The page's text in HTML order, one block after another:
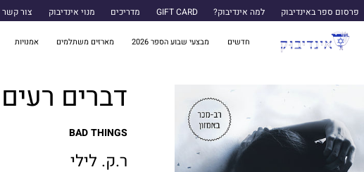
פרסום ספר באינדיבוק למה אינדיבוק? GIFT CARD מדריכים מנוי אינדיבוק צור קשר
חדשים מבצעי שבוע הספר 2026 מארזים משתלמים אמנויות
דברים רעים 1
BAD THINGS
ר.ק. לילי